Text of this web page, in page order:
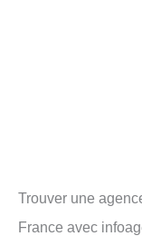
Trouver une
France avec